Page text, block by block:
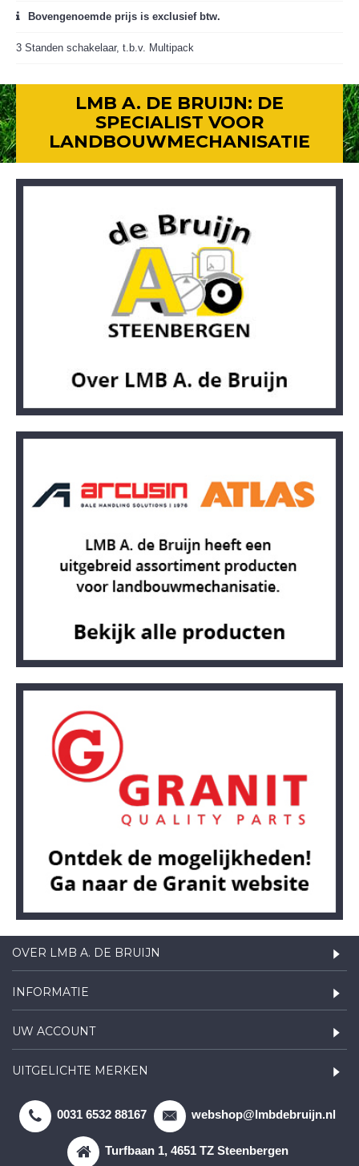
Bovengenoemde prijs is exclusief btw.
3 Standen schakelaar, t.b.v. Multipack
LMB A. DE BRUIJN: DE
SPECIALIST VOOR
LANDBOUWMECHANISATIE
OVER LMB A. DE BRUIJN
INFORMATIE
UW ACCOUNT
UITGELICHTE MERKEN
0031 6532 88167 webshop@lmbdebruijn.nl
Turfbaan 1, 4651 TZ Steenbergen